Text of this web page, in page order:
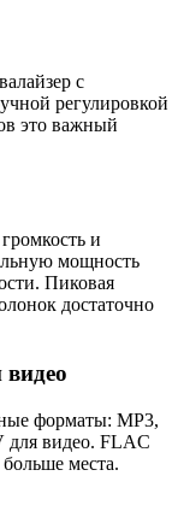
с
регулировкой
это важный
и
мощность
Пиковая
достаточно
форматы: MP3,
видео. FLAC
места.